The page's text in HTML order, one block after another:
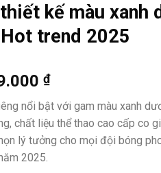
kế màu xanh
trend 2025
₫.
₫Giá
hiện
tại
là:
129.000 ₫.
nổi bật với gam màu xanh
chất liệu thể thao cao cấp co
lý tưởng cho mọi đội bóng
2025.